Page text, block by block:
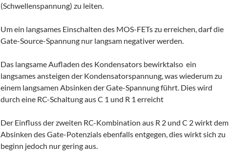
(Schwellenspannung) zu leiten.
Um ein langsames Einschalten des MOS-FETs zu erreichen, darf die
Gate-Source-Spannung nur langsam negativer werden.
Das langsame Aufladen des Kondensators bewirktalso ein
langsames ansteigen der Kondensatorspannung, was wiederum zu
einem langsamen Absinken der Gate-Spannung führt. Dies wird
durch eine RC-Schaltung aus C 1 und R 1 erreicht
Der Einfluss der zweiten RC-Kombination aus R 2 und C 2 wirkt dem
Absinken des Gate-Potenzials ebenfalls entgegen, dies wirkt sich zu
beginn jedoch nur gering aus.